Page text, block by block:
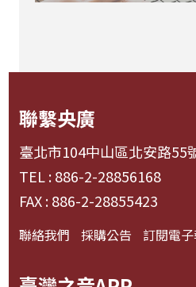
聯繫央廣
臺北市104中山區北安路55
TEL : 886-2-28856168
FAX : 886-2-28855423
聯絡我們 採購公告 訂閱電